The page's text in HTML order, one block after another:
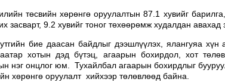
төсвийн хөрөнгө оруулалтын 87.1 хувийг
засварт, 9.2 хувийг тоног төхөөрөмж худалдан
бие даасан байдлыг дээшлүүлэх, ялангуяа
хотын дэд бүтэц, агаарын бохирдол, хот
нэг онцлог юм. Тухайлбал агаарын бохирдлыг
хөрөнгө оруулалт хийхээр төлөвлөөд байна.